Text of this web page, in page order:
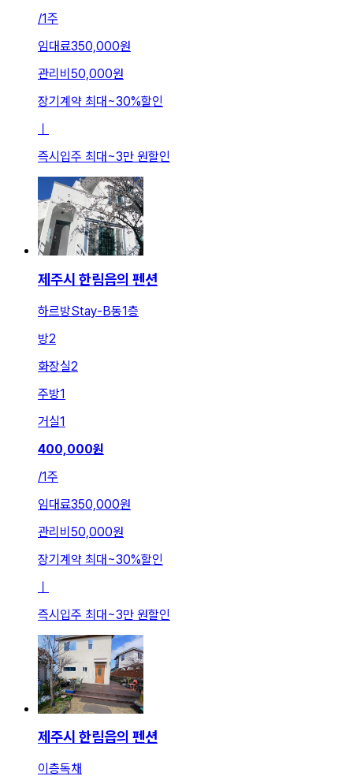
/1주
임대료350,000원
관리비 50,000원
장기계약 최대~30%할인
ㅣ
즉시입주 최대~3만 원할인
제주시 한림읍의 펜션
하르방Stay-B동1층
방2
화장실2
주방1
거실1
400,000원
/1주
임대료350,000원
관리비 50,000원
장기계약 최대~30%할인
ㅣ
즉시입주 최대~3만 원할인
제주시 한림읍의 펜션
이층독채